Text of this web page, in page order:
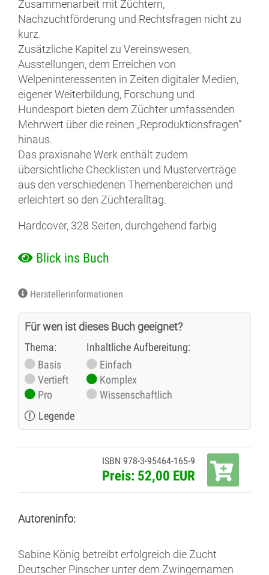
Zusammenarbeit mit Züchtern,
Nachzuchtförderung und Rechtsfragen nicht zu
kurz.
Zusätzliche Kapitel zu Vereinswesen,
Ausstellungen, dem Erreichen von
Welpeninteressenten in Zeiten digitaler Medien,
eigener Weiterbildung, Forschung und
Hundesport bieten dem Züchter umfassenden
Mehrwert über die reinen „Reproduktionsfragen“
hinaus.
Das praxisnahe Werk enthält zudem
übersichtliche Checklisten und Musterverträge
aus den verschiedenen Themenbereichen und
erleichtert so den Züchteralltag.
Hardcover, 328 Seiten, durchgehend farbig
Blick ins Buch
Herstellerinformationen
Für wen ist dieses Buch geeignet?
Thema:
Basis
Vertieft
Pro
Inhaltliche Aufbereitung:
Einfach
Komplex
Wissenschaftlich
Legende
ISBN 978-3-95464-165-9
Preis: 52,00 EUR
Autoreninfo:
Sabine König betreibt erfolgreich die Zucht
Deutscher Pinscher unter dem Zwingernamen